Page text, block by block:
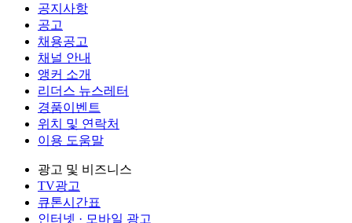
공지사항
공고
채용공고
채널 안내
앵커 소개
리더스 뉴스레터
경품이벤트
위치 및 연락처
이용 도움말
광고 및 비즈니스
TV광고
큐톤시간표
인터넷 · 모바일 광고